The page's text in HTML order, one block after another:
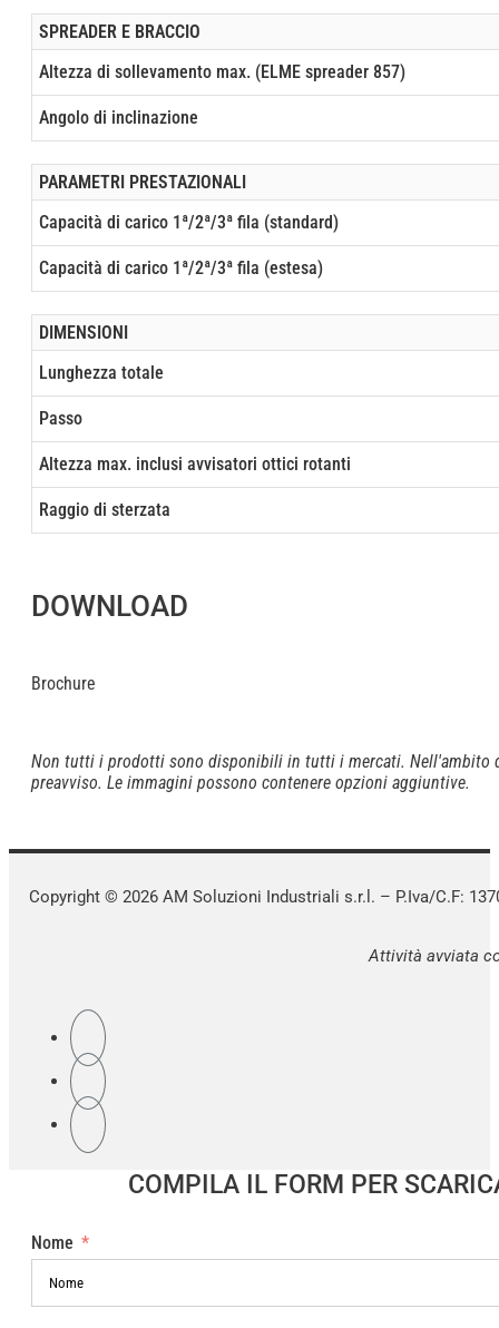
SPREADER E BRACCIO
Altezza di sollevamento max. (ELME spreader 857)
Angolo di inclinazione
PARAMETRI PRESTAZIONALI
Capacità di carico 1ª/2ª/3ª fila (standard)
Capacità di carico 1ª/2ª/3ª fila (estesa)
DIMENSIONI
Lunghezza totale
Passo
Altezza max. inclusi avvisatori ottici rotanti
Raggio di sterzata
DOWNLOAD
Brochure
Non tutti i prodotti sono disponibili in tutti i mercati. Nell'ambito
preavviso. Le immagini possono contenere opzioni aggiuntive.
Copyright © 2026 AM Soluzioni Industriali s.r.l. – P.Iva/C.F:
Attività avviata
COMPILA IL FORM PER
Nome